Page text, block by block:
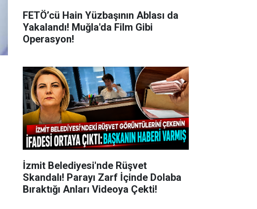
FETÖ’cü Hain Yüzbaşının Ablası da
Yakalandı! Muğla'da Film Gibi
Operasyon!
İzmit Belediyesi'nde Rüşvet
Skandalı! Parayı Zarf İçinde Dolaba
Bıraktığı Anları Videoya Çekti!